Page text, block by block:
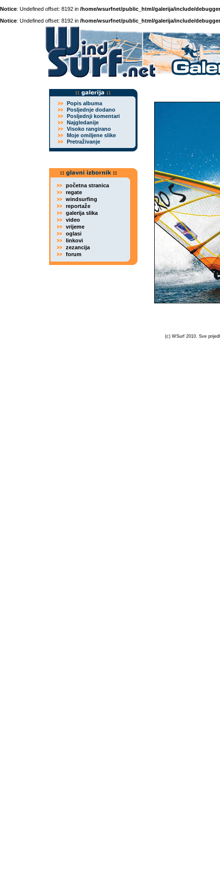
Notice: Undefined offset: 8192 in /home/wsurfnet/public_html/galerija/include/
Notice: Undefined offset: 8192 in /home/wsurfnet/public_html/galerija/include/
Popis albuma
Posljednje dodano
Posljednji komentari
Najgledanije
Visoko rangirano
Moje omiljene slike
Pretraživanje
početna stranica
regate
windsurfing
reportaže
galerija slika
video
vrijeme
oglasi
linkovi
zezancija
forum
(c) WSurf 2010. Sve